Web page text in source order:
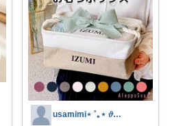
usamimi⋆ ˚｡⋆ 𝜗𝜚 ꙳